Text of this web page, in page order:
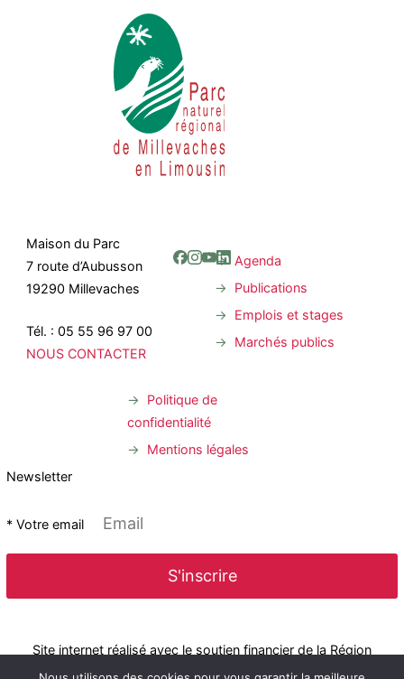
Maison du Parc
7 route d’Aubusson
19290 Millevaches
Tél. : 05 55 96 97 00
NOUS CONTACTER
Agenda
Publications
Emplois et stages
Marchés publics
Politique de
confidentialité
Mentions légales
Newsletter
* Votre email
Site internet réalisé avec le soutien financier de la Région